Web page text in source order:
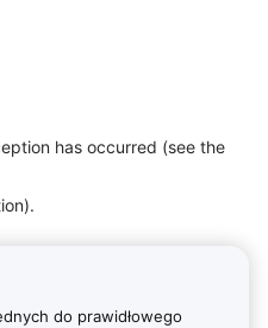
has occurred (see the
.
do prawidłowego